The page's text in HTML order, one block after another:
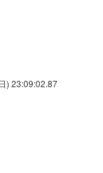
) 23:09:02.87